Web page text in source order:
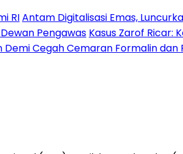
RIAntam Digitalisasi Emas,
Pengawas Kasus Zarof Ricar:
Cegah Cemaran Formalin dan